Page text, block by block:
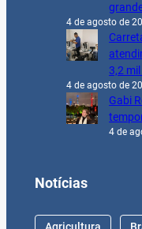
4 de agosto de
3,2
4 de agosto de
Gabi
4 de
Notícias
Agricultura